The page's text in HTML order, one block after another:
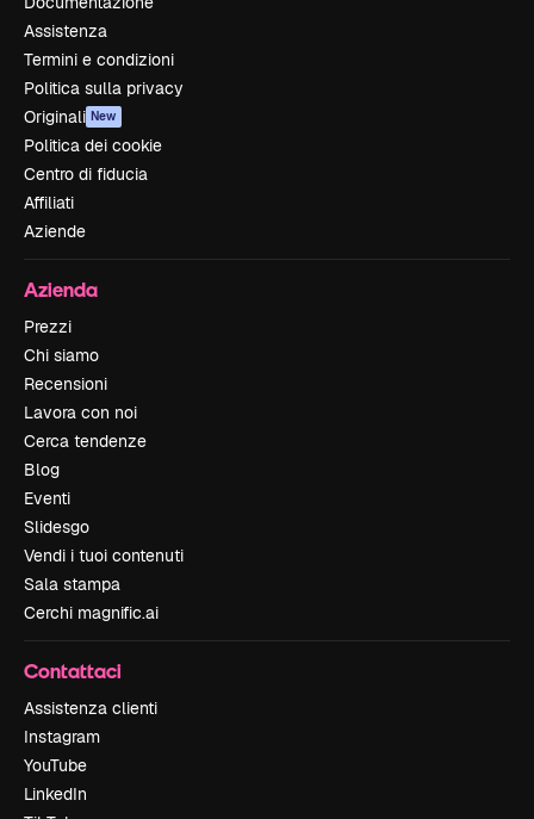
Assistenza
Termini e condizioni
Politica sulla privacy
Originali New
Politica dei cookie
Centro di fiducia
Affiliati
Aziende
Azienda
Prezzi
Chi siamo
Recensioni
Lavora con noi
Cerca tendenze
Blog
Eventi
Slidesgo
Vendi i tuoi contenuti
Sala stampa
Cerchi magnific.ai
Contattaci
Assistenza clienti
Instagram
YouTube
LinkedIn